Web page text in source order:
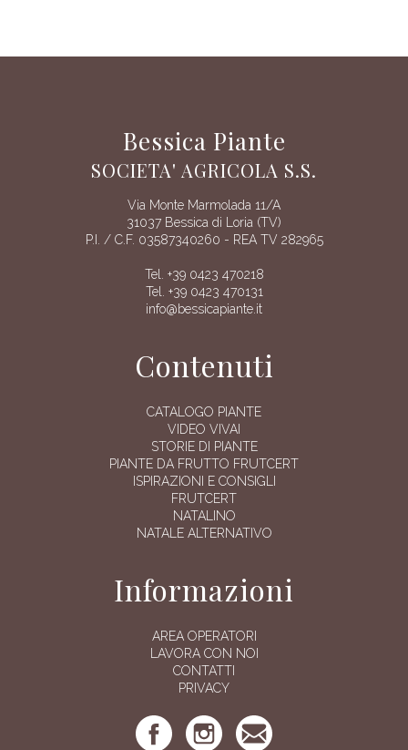
Bessica Piante
SOCIETA' AGRICOLA S.S.
Via Monte Marmolada 11/A
31037 Bessica di Loria (TV)
P.I. / C.F. 03587340260 - REA TV 282965
Tel. +39 0423 470218
Tel. +39 0423 470131
info@bessicapiante.it
Contenuti
CATALOGO PIANTE
VIDEO VIVAI
STORIE DI PIANTE
PIANTE DA FRUTTO FRUTCERT
ISPIRAZIONI E CONSIGLI
FRUTCERT
NATALINO
NATALE ALTERNATIVO
Informazioni
AREA OPERATORI
LAVORA CON NOI
CONTATTI
PRIVACY